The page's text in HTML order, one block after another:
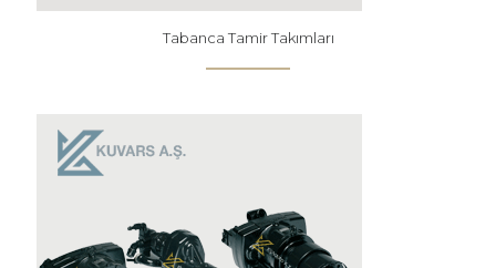
Tabanca Tamir Takımları